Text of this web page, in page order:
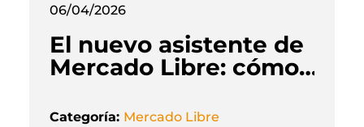
06/04/2026
El nuevo asistente de
Mercado Libre: cómo
artificial está
Categoría: Mercado Libre